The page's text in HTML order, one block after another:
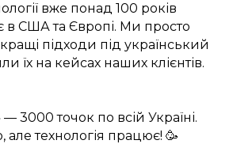
вже понад 100 років
в США та Європі. Ми просто
підходи під український
їх на кейсах наших клієнтів.
— 3000 точок по всій Україні.
але технологія працює! 🥳